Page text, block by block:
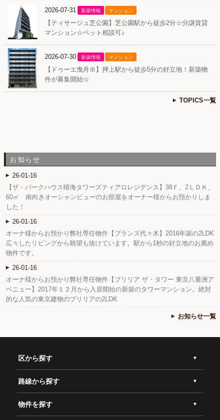
2026-07-31 新築情報 マンション
【ティサージュ芝公園】芝公園駅から徒歩2分☆分譲賃貸
マンション☆ペット相談可♪
2026-07-30 新築情報 マンション
【ドゥーエ曳舟Ⅲ】押上駅から徒歩5分の好立地！新築物
件が募集開始☆
TOPICS一覧
お知らせ
26-01-16
【ザ・パークハウス晴海タワーズティアロレジデンス】38Ｆ、2ＬＤＫ、
60㎡ 南向きオーシャンビューのお部屋をオーナー様からお預かりしま
した！
26-01-16
オーナ様からお預かり弊社専任物件【ブランズ代々木】2016年築の2LDK
広々したリビングから眺望も抜けています。駅から1秒の好立地のお薦め
物件です。
26-01-16
オーナ様からお預かり弊社専任物件【ブリリア ザ・タワー 東京八重洲ア
ベニュー】2017年１２月から入居開始の新築のタワーマンション。絶対
的な人気の東京建物のブリリアの2LDK
お知らせ一覧
区から探す
路線から探す
物件を探す